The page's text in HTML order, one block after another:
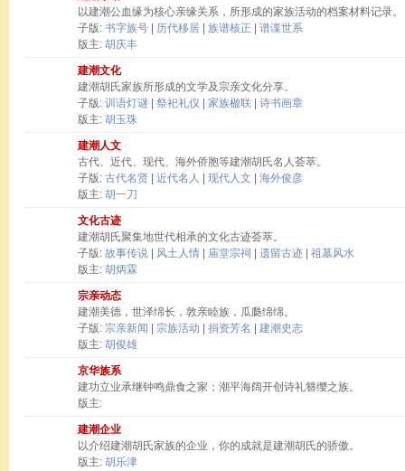
以建潮公血缘为核心亲缘关系，所形成的家族活动的档案材料记录。
子版: 书字族号 历代移居 族谱核正
谱谍世系
版主: 胡庆丰
建潮文化
建潮胡氏家族所形成的文学及宗亲文化分享。
子版: 训语灯谜 祭祀礼仪 家族楹联
诗书画章
版主: 胡玉珠
建潮人文
古代、近代、现代、海外侨胞等建潮胡氏名人荟萃。
子版: 古代名贤 近代名人 现代人文
海外俊彦
版主: 胡一刀
文化古迹
建潮胡氏聚集地世代相承的文化古迹荟萃。
子版: 故事传说 风土人情 庙堂宗祠 遗留古迹
祖墓风水
版主: 胡炳霖
宗亲动态
建潮美德，世泽绵长，敦亲睦族，瓜瓞绵绵。
子版: 宗亲新闻 宗族活动 捐资芳名
建潮史志
版主: 胡俊雄
京华族系
建功立业承继钟鸣鼎食之家；潮平海阔开创诗礼簪缨之族。
版主:
建潮企业
以介绍建潮胡氏家族的企业，你的成就是建潮胡氏的骄傲。
版主: 胡乐津